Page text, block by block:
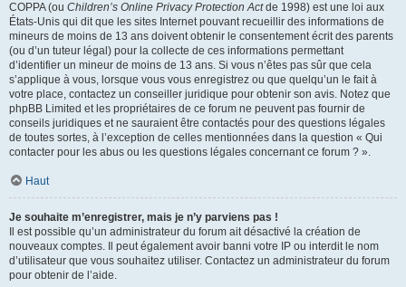
COPPA (ou Children’s Online Privacy Protection Actde 1998) est une loi aux
États-Unis qui dit que les sites Internet pouvant recueillir des informations de
mineurs de moins de 13 ans doivent obtenir le consentement écrit des parents
(ou d’un tuteur légal) pour la collecte de ces informations permettant
d’identifier un mineur de moins de 13 ans. Si vous n’êtes pas sûr que cela
s’applique à vous, lorsque vous vous enregistrez ou que quelqu’un le fait à
votre place, contactez un conseiller juridique pour obtenir son avis. Notez que
phpBB Limited et les propriétaires de ce forum ne peuvent pas fournir de
conseils juridiques et ne sauraient être contactés pour des questions légales
de toutes sortes, à l’exception de celles mentionnées dans la question « Qui
contacter pour les abus ou les questions légales concernant ce forum ? ».
Haut
Je souhaite m’enregistrer, mais je n’y parviens pas !
Il est possible qu’un administrateur du forum ait désactivé la création de
nouveaux comptes. Il peut également avoir banni votre IP ou interdit le nom
d’utilisateur que vous souhaitez utiliser. Contactez un administrateur du forum
pour obtenir de l’aide.